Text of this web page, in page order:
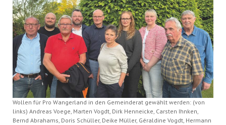
Wollen für Pro Wangerland in den Gemeinderat gewählt werden: (von
links) Andreas Voege, Marten Vogdt, Dirk Henneicke, Carsten Ihnken,
Bernd Abrahams, Doris Schüller, Deike Müller, Géraldine Vogdt, Hermann